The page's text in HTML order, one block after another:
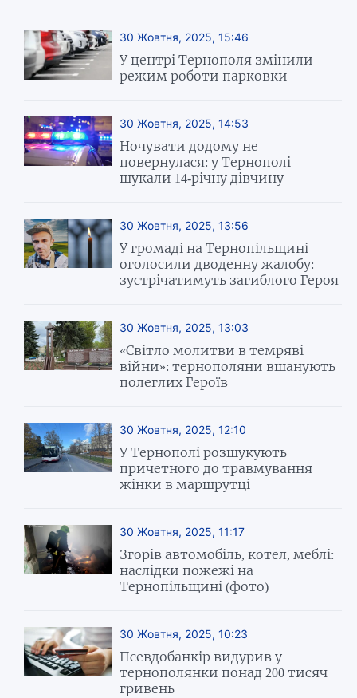
30 Жовтня, 2025, 15:46
У центрі Тернополя змінили
режим роботи парковки
30 Жовтня, 2025, 14:53
Ночувати додому не
повернулася: у Тернополі
шукали 14-річну дівчину
30 Жовтня, 2025, 13:56
У громаді на Тернопільщині
оголосили дводенну жалобу:
зустрічатимуть загиблого Героя
30 Жовтня, 2025, 13:03
«Світло молитви в темряві
війни»: тернополяни вшанують
полеглих Героїв
30 Жовтня, 2025, 12:10
У Тернополі розшукують
причетного до травмування
жінки в маршрутці
30 Жовтня, 2025, 11:17
Згорів автомобіль, котел, меблі:
наслідки пожежі на
Тернопільщині (фото)
30 Жовтня, 2025, 10:23
Псевдобанкір видурив у
тернополянки понад 200 тисяч
гривень